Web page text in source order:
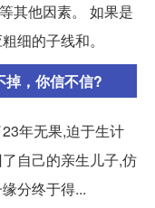
其他因素。 如果是
细的子线和。
掉，你信不信?
年无果,迫于生计
自己的亲生儿子,仿
分终于得...